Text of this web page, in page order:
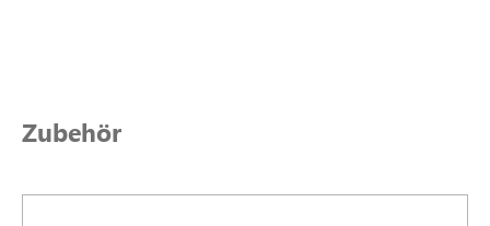
Produktgalerie überspringen
Zubehör